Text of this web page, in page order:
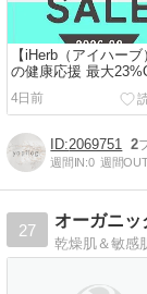
【iHerb（アイハーブ
の健康応援 最大
ールがはじまったよ！
【8/3-8/10】
4日前
2069751 2
週間IN:0 週間
27
オーガニッ